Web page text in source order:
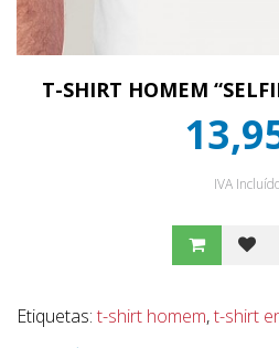
T-SHIRT HOMEM
IVA
Etiquetas: t-shirt homem,t-shirt